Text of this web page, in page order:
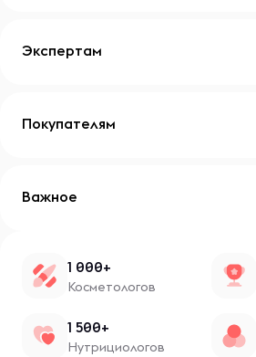
Экспертам
Покупателям
Важное
1 000+
Косметологов
1 500+
Нутрициологов